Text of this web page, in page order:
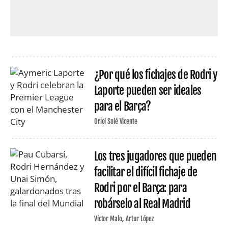
¿Por qué los fichajes de Rodri y
Laporte pueden ser ideales
para el Barça?
Oriol Solé Vicente
Los tres jugadores que pueden
facilitar el difícil fichaje de
Rodri por el Barça: para
robárselo al Real Madrid
Víctor Malo Artur López